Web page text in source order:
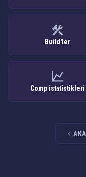
Build'ler
Comp istatistikleri